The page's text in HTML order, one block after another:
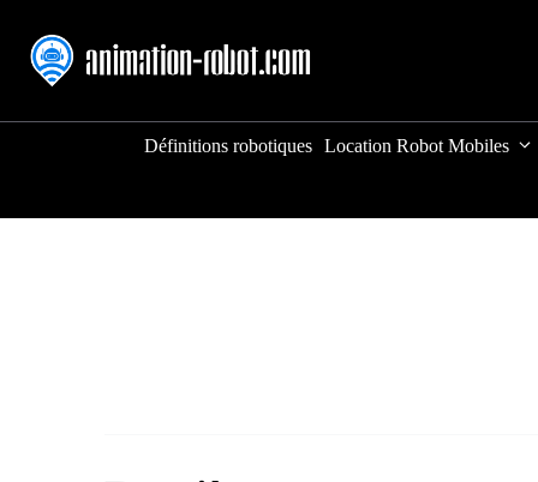
contenu
Définitions robotiques Location Robot Mobiles